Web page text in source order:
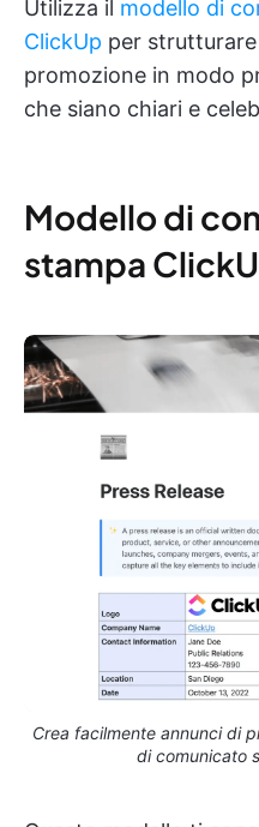
Utilizza il modello di
ClickUp per
promozione in modo
che siano chiari e
Modello di
stampa
Crea facilmente annunci di
di comunicato